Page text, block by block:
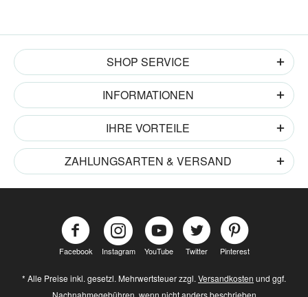
SHOP SERVICE
INFORMATIONEN
IHRE VORTEILE
ZAHLUNGSARTEN & VERSAND
Facebook Instagram YouTube Twitter Pinterest
* Alle Preise inkl. gesetzl. Mehrwertsteuer zzgl. Versandkosten und ggf.